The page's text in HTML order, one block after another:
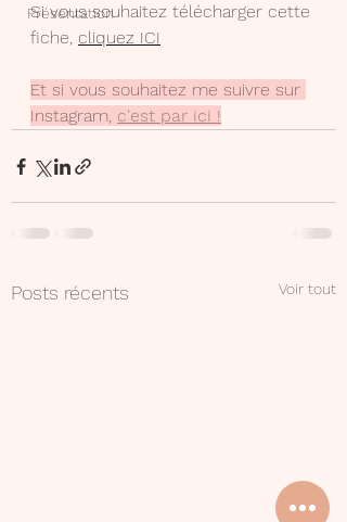
Présentation
Si vous souhaitez télécharger cette
fiche, cliquez ICI
Et si vous souhaitez me suivre sur
Instagram, c'est par ici !
Posts récents Voir tout